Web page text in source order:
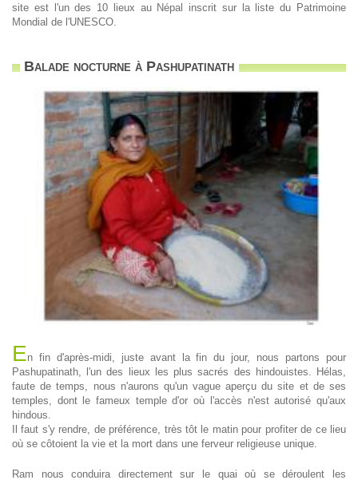
site est l'un des 10 lieux au Népal inscrit sur la liste du Patrimoine
Mondial de l'UNESCO.
Balade nocturne à Pashupatinath
En fin d'après-midi, juste avant la fin du jour, nous partons pour
Pashupatinath, l'un des lieux les plus sacrés des hindouistes. Hélas,
faute de temps, nous n'aurons qu'un vague aperçu du site et de ses
temples, dont le fameux temple d'or où l'accès n'est autorisé qu'aux
hindous.
Il faut s'y rendre, de préférence, très tôt le matin pour profiter de ce lieu
où se côtoient la vie et la mort dans une ferveur religieuse unique.
Ram nous conduira directement sur le quai où se déroulent les